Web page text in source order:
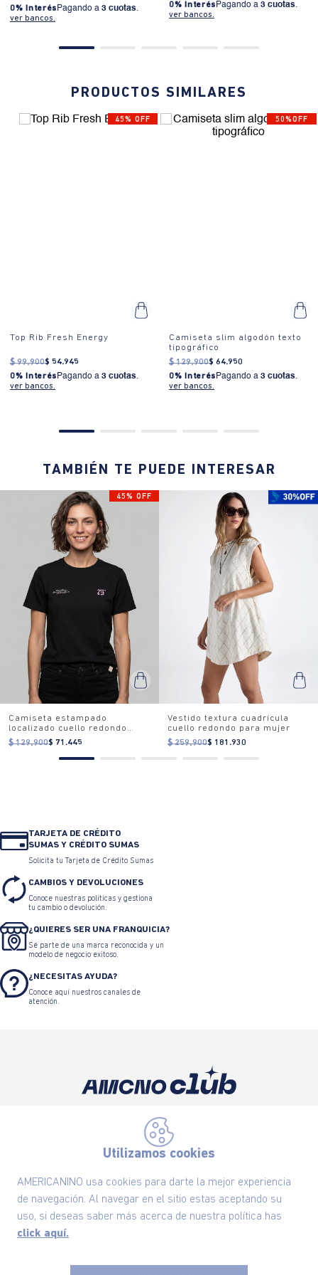
Utilizamos cookies
AMERICANINO usa cookies para darte la mejor experiencia
de navegación. Al navegar en el sitio estas aceptando su
uso, si deseas saber más acerca de nuestra política has
click aquí.
0% Interés Pagando a 3 cuotas.
ver bancos.
0% Interés Pagando a 3 cuotas.
ver bancos.
PRODUCTOS SIMILARES
45% OFF
Top Rib Fresh Energy
$ 99.900$ 54.945
0% Interés Pagando a 3 cuotas.
ver bancos.
50%OFF
Camiseta slim algodón texto
tipográfico
$ 129.900$ 64.950
0% Interés Pagando a 3 cuotas.
ver bancos.
TAMBIÉN TE PUEDE INTERESAR
45% OFF
Camiseta estampado
localizado cuello redondo
para mujer
$ 129.900$ 71.445
Vestido textura cuadrícula
cuello redondo para mujer
$ 259.900$ 181.930
TARJETA DE CRÉDITO
SUMAS Y CRÉDITO SUMAS
Solicita tu Tarjeta de Crédito Sumas
CAMBIOS Y DEVOLUCIONES
Conoce nuestras políticas y gestiona
tu cambio o devolución.
¿QUIERES SER UNA FRANQUICIA?
Sé parte de una marca reconocida y un
modelo de negocio exitoso.
¿NECESITAS AYUDA?
Conoce aquí nuestros canales de
atención.
las ofertas exclusivas y lo último en moda
SUSCRÍBETE AHORA
Nuestra Marca